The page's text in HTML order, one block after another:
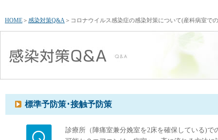
HOME ＞ 感染対策Q&A ＞ コロナウイルス感染症の感染対策について(産科病室で
標準予防策･接触予防策
診療所（陣痛室兼分娩室を2床を確保している)